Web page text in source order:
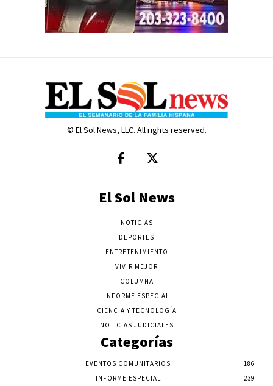
© El Sol News, LLC. All rights reserved.
El Sol News
NOTICIAS
DEPORTES
ENTRETENIMIENTO
VIVIR MEJOR
COLUMNA
INFORME ESPECIAL
CIENCIA Y TECNOLOGÍA
NOTICIAS JUDICIALES
Categorías
EVENTOS COMUNITARIOS
186
INFORME ESPECIAL
239